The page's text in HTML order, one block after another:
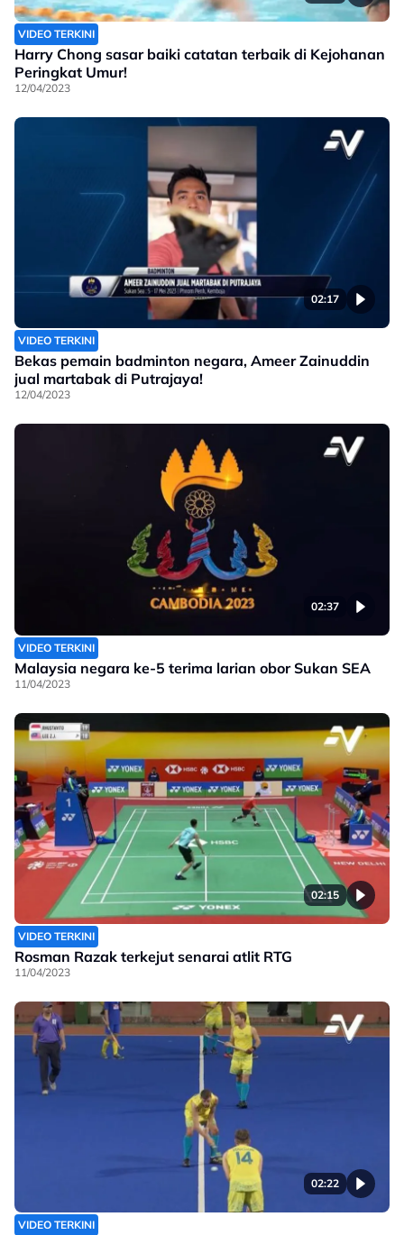
VIDEO TERKINI
Harry Chong sasar baiki catatan terbaik di Kejohanan
Peringkat Umur!
12/04/2023
02:17
VIDEO TERKINI
Bekas pemain badminton negara, Ameer Zainuddin
jual martabak di Putrajaya!
12/04/2023
02:37
VIDEO TERKINI
Malaysia negara ke-5 terima larian obor Sukan SEA
11/04/2023
02:15
VIDEO TERKINI
Rosman Razak terkejut senarai atlit RTG
11/04/2023
02:22
VIDEO TERKINI